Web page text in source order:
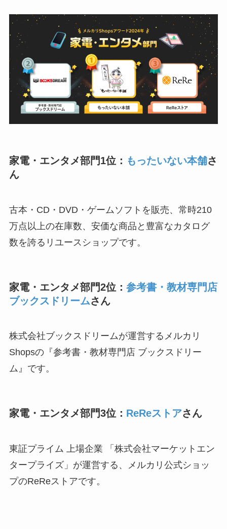
家電・エンタメ部門1位： もったいない本舗さ
ん
古本・CD・DVD・ゲームソフトを販売、常時210
万点以上の在庫数、安価な商品と豊富なカタログ
数を誇るリユースショップです。
家電・エンタメ部門2位： 参考書・教材専門店
ブックスドリームさん
株式会社ブックスドリームが運営するメルカリ
Shopsの『参考書・教材専門店 ブックスドリー
ム』です。
家電・エンタメ部門3位： ReReストアさん
東証プライム 上場企業 「株式会社マーケットエン
タープライズ」が運営する、メルカリ公式ショッ
プのReReストアです。